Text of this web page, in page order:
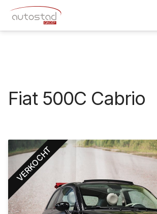
Fiat 500C Cabrio
VERKOCHT